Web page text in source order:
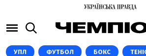
УПЛ ФУТБОЛ БОКС